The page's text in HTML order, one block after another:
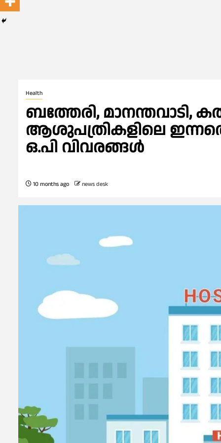
Health
ബത്തേരി, മാനന്തവാടി,
ആശുപത്രികളിലെ ഇന്നത്തെ
ഒ.പി വിവരങ്ങൾ
10 months ago news desk